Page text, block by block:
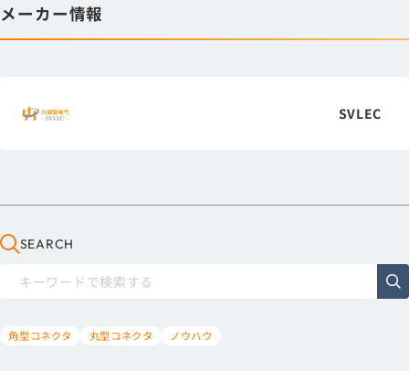
メーカー情報
SVLEC
SEARCH
角型コネクタ 丸型コネクタ ノウハウ